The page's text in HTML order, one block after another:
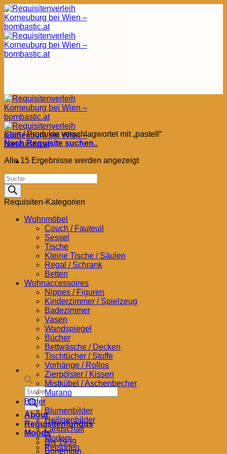
Zum
Inhalt
springen
Products
search
About
Requisitenfundus
Moods
Bis 1939
Bohemian
Start /Produkte verschlagwortet mit „pastell“
Nach Requisite suchen..
Alle 15 Ergebnisse werden angezeigtNach
Products
search
Requisiten-Kategorien
Wohnmöbel
Couch / Fauteuil
Sessel
Tische
Kleine Tische / Säulen
Regal / Schrank
Betten
Wohnaccessoires
Nippes / Figuren
Kinderzimmer / Spielzeug
Badezimmer
Vasen
Wandspiegel
Bücher
Bettwäsche / Decken
Tischtücher / Stoffe
Vorhänge / Rollos
Zierpölster / Kissen
Mistkübel / Aschenbecher
Murano
Bilder
Blumenbilder
Heiligenbilder
Landschaft
Modern
Personen